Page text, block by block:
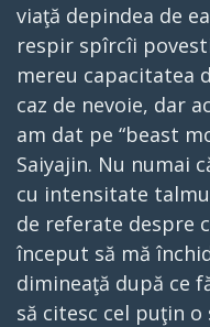
viaţă depindea de
respir spîrcîi
mereu capacitatea
caz de nevoie, dar
am dat pe “beast
Saiyajin. Nu numai
cu intensitate
de referate despre
început să mă
dimineaţă după ce
să citesc cel puţin